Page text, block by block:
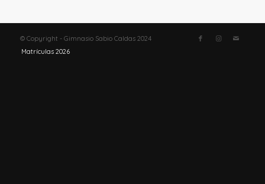
© Copyright - Gimnasio Sabio Caldas 2024
Matrículas 2026